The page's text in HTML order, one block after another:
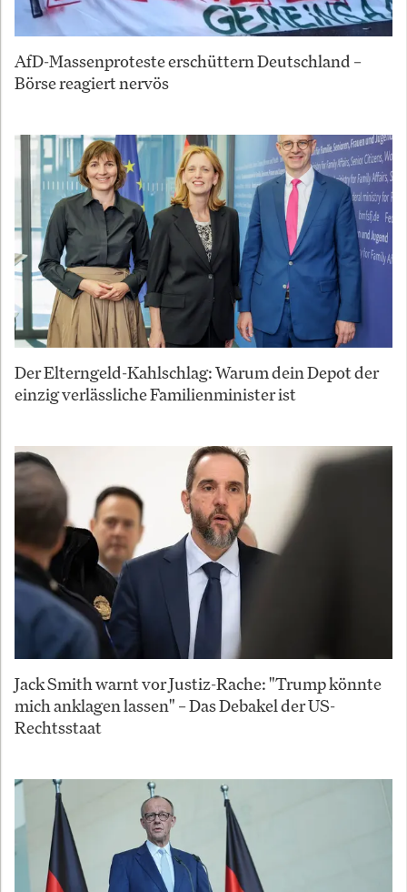
AfD-Massenproteste erschüttern Deutschland –
Börse reagiert nervös
Der Elterngeld-Kahlschlag: Warum dein Depot der
einzig verlässliche Familienminister ist
Jack Smith warnt vor Justiz-Rache: "Trump könnte
mich anklagen lassen" – Das Debakel der US-
Rechtsstaat